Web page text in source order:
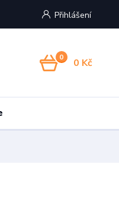
Přihlášení
0 0 Kč